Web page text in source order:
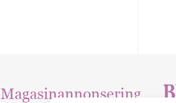
Magasinannonsering